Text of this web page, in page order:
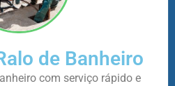
de Banheiro
com serviço rápido e